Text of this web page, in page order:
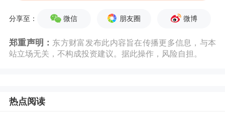
小程序，可替代用户完成叫车、外卖等
对此，腾讯方面并未给出回应。
分享至： 微信 朋友圈 微博
郑重声明： 东方财富发布此内容旨在传播更多信息，与本
站立场无关，不构成投资建议。据此操作，风险自担。
热点阅读